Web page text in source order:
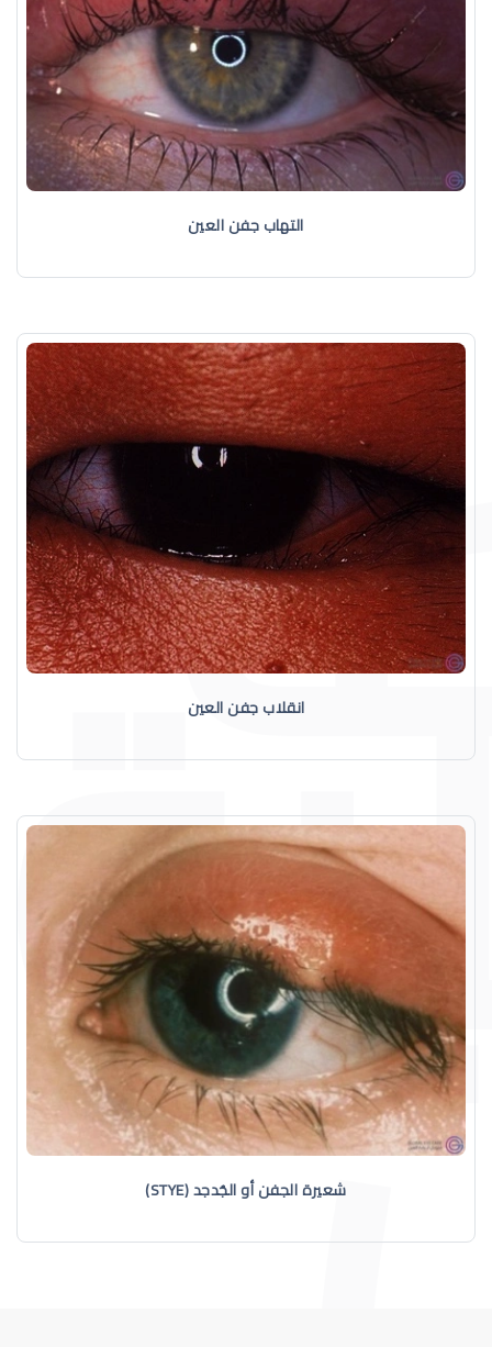
التهاب جفن العين
انقلاب جفن العين
شعيرة الجفن أو الجُدجد (STYE)